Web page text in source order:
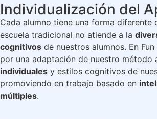
Individualización del
Cada alumno tiene una forma diferente
escuela tradicional no atiende a la
cognitivos de nuestros alumnos. En
por una adaptación de nuestro método
individuales y estilos cognitivos de
promoviendo en trabajo basado en
múltiples.